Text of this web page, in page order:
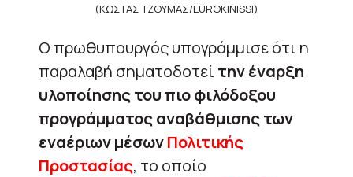
(ΚΩΣΤΑΣ ΤΖΟΥΜΑΣ/EUROKINISSI)
Ο πρωθυπουργός υπογράμμισε ότι η
παραλαβή σηματοδοτεί την έναρξη
υλοποίησης του πιο φιλόδοξου
προγράμματος αναβάθμισης των
εναέριων μέσωνΠολιτικής
Προστασίας, το οποίο